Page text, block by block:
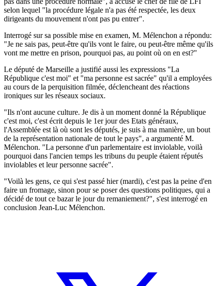
selon lequel "la procédure légale n'a pas été respectée, les deux
dirigeants du mouvement n'ont pas pu entrer".
Interrogé sur sa possible mise en examen, M. Mélenchon a répondu:
"Je ne sais pas, peut-être qu'ils vont le faire, ou peut-être même qu'ils
vont me mettre en prison, pourquoi pas, au point où on en est?"
Le député de Marseille a justifié aussi les expressions "La
République c'est moi" et "ma personne est sacrée" qu'il a employées
au cours de la perquisition filmée, déclencheant des réactions
ironiques sur les réseaux sociaux.
"Ils n'ont aucune culture. Je dis à un moment donné la République
c'est moi, c'est écrit depuis le 1er jour des Etats généraux,
l'Assemblée est là où sont les députés, je suis à ma manière, un bout
de la représentation nationale de tout le pays", a argumenté M.
Mélenchon. "La personne d'un parlementaire est inviolable, voilà
pourquoi dans l'ancien temps les tribuns du peuple étaient réputés
inviolables et leur personne sacrée".
"Voilà les gens, ce qui s'est passé hier (mardi), c'est pas la peine d'en
faire un fromage, sinon pour se poser des questions politiques, qui a
décidé de tout ce bazar le jour du remaniement?", s'est interrogé en
conclusion Jean-Luc Mélenchon.